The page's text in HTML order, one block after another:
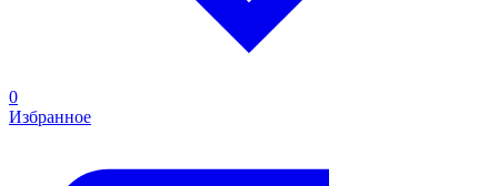
0
Избранное